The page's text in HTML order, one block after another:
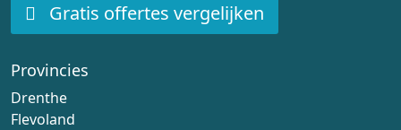
Gratis offertes vergelijken
Provincies
Drenthe
Flevoland